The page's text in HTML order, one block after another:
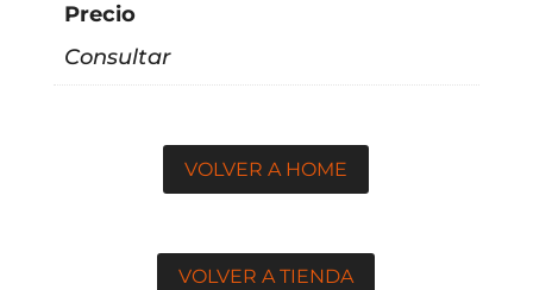
Precio
Consultar
VOLVER A HOME
VOLVER A TIENDA